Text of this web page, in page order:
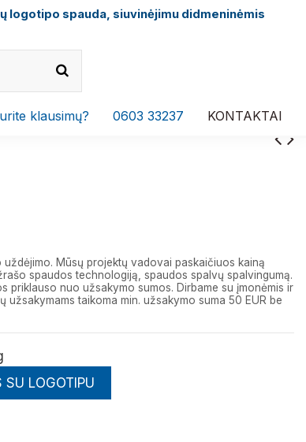
logotipo spauda, siuvinėjimu didmeninėmis
KONTAKTAI
0603 33237
klausimų?
uždėjimo. Mūsų projektų vadovai paskaičiuos kainą
spaudos technologiją, spaudos spalvų spalvingumą.
priklauso nuo užsakymo sumos. Dirbame su įmonėmis ir
užsakymams taikoma min. užsakymo suma 50 EUR be
LOGOTIPU